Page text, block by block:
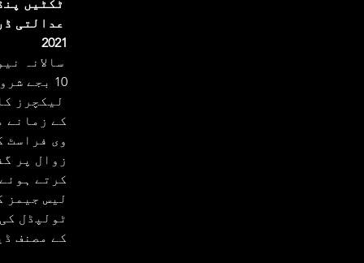
ٹکٹیں
عدالتی
2021
10 بجے شروع ہوگا۔
لیکچرز
وی فراسٹ
زوال پر
لیس جیمز
ٹولپڈل
کے مصنف